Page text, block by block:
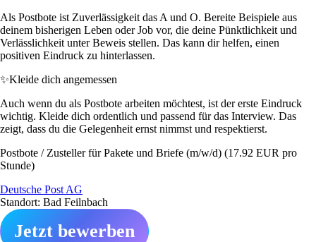
Als Postbote ist Zuverlässigkeit das A und O. Bereite Beispiele aus
deinem bisherigen Leben oder Job vor, die deine Pünktlichkeit und
Verlässlichkeit unter Beweis stellen. Das kann dir helfen, einen
positiven Eindruck zu hinterlassen.
✨Kleide dich angemessen
Auch wenn du als Postbote arbeiten möchtest, ist der erste Eindruck
wichtig. Kleide dich ordentlich und passend für das Interview. Das
zeigt, dass du die Gelegenheit ernst nimmst und respektierst.
Postbote / Zusteller für Pakete und Briefe (m/w/d) (17.92 EUR pro
Stunde)
Deutsche Post AG
Standort: Bad Feilnbach
Jetzt bewerben